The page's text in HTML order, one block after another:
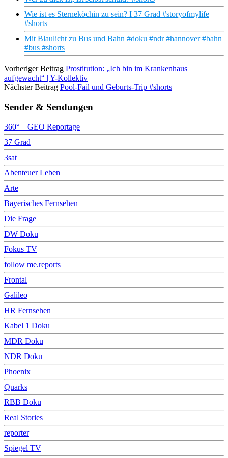
Wie ist es Sterneköchin zu sein? I 37 Grad #storyofmylife
#shorts
Mit Blaulicht zu Bus und Bahn #doku #ndr #hannover #bahn
#bus #shorts
Vorheriger Beitrag Prostitution: „Ich bin im Krankenhaus
aufgewacht“ | Y-Kollektiv
Nächster Beitrag Pool-Fail und Geburts-Trip #shorts
Sender & Sendungen
360° – GEO Reportage
37 Grad
3sat
Abenteuer Leben
Arte
Bayerisches Fernsehen
Die Frage
DW Doku
Fokus TV
follow me.reports
Frontal
Galileo
HR Fernsehen
Kabel 1 Doku
MDR Doku
NDR Doku
Phoenix
Quarks
RBB Doku
Real Stories
reporter
Spiegel TV